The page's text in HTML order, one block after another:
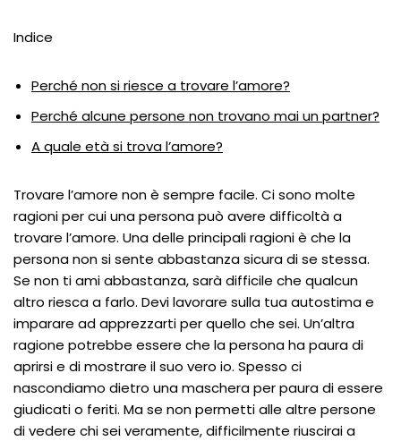
Indice
Perché non si riesce a trovare l’amore?
Perché alcune persone non trovano mai un partner?
A quale età si trova l’amore?
Trovare l’amore non è sempre facile. Ci sono molte
ragioni per cui una persona può avere difficoltà a
trovare l’amore. Una delle principali ragioni è che la
persona non si sente abbastanza sicura di se stessa.
Se non ti ami abbastanza, sarà difficile che qualcun
altro riesca a farlo. Devi lavorare sulla tua autostima e
imparare ad apprezzarti per quello che sei. Un’altra
ragione potrebbe essere che la persona ha paura di
aprirsi e di mostrare il suo vero io. Spesso ci
nascondiamo dietro una maschera per paura di essere
giudicati o feriti. Ma se non permetti alle altre persone
di vedere chi sei veramente, difficilmente riuscirai a